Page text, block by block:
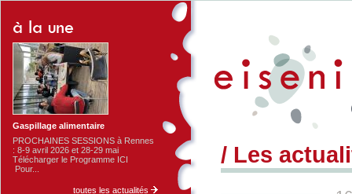
Gaspillage alimentaire
PROCHAINES SESSIONS à Rennes
: 8-9 avril 2026 et 28-29 mai
Télécharger le Programme ICI
Pour...
toutes les actualités
/ Les